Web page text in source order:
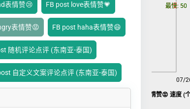
表情赞😢 FB post love表情赞💗
表情赞😡 FB post haha表情赞😄
随机评论点评 (东南亚-泰国)
自定义文案评论点评 (东南亚-泰国)
FB post Angry表情赞😡 速度 (
07/
08/08
最慢: 50
最快: 50